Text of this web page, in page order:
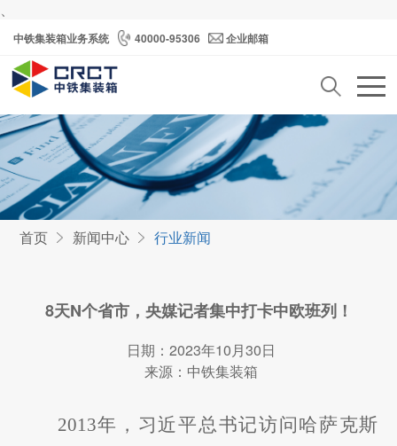
、
中铁集装箱业务系统 40000-95306 企业邮箱
首页 新闻中心 行业新闻
8天N个省市，央媒记者集中打卡中欧班列！
日期：2023年10月30日
来源：中铁集装箱
2013年，习近平总书记访问哈萨克斯